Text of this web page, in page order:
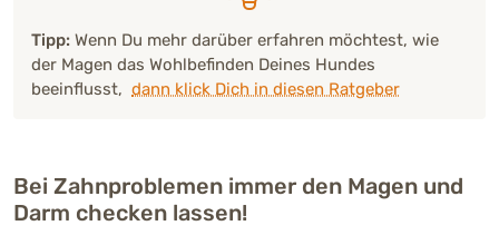
Tipp: Wenn Du mehr darüber erfahren möchtest, wie
der Magen das Wohlbefinden Deines Hundes
beeinflusst, dann klick Dich in diesen Ratgeber
Bei Zahnproblemen immer den Magen und
Darm checken lassen!